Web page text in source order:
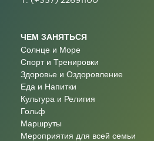
ЧЕМ ЗАНЯТЬСЯ
Солнце и Море
Спорт и Тренировки
Здоровье и Оздоровление
Еда и Напитки
Культура и Религия
Гольф
Маршруты
Мероприятия для всей семьи